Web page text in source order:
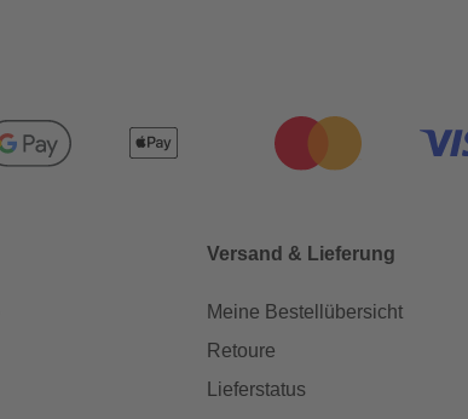
Versand & Lieferung
Meine Bestellübersicht
Retoure
Lieferstatus